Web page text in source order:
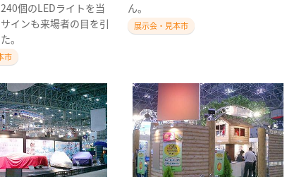
個のLEDライトを当
インも来場者の目を引
。
市
ん。
展示会・見本市